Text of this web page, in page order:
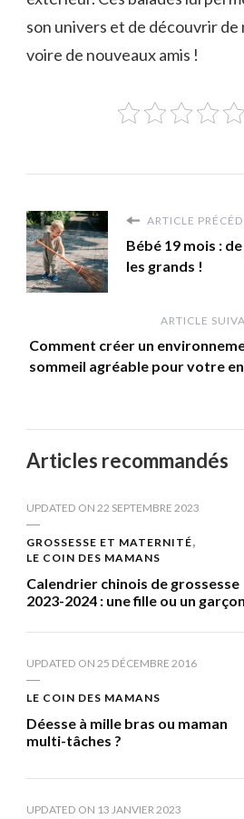
son univers et de découvrir de
voire de nouveaux amis !
ARTICLE
Bébé 19 mois :
les grands !
ARTICLE
Comment créer un
sommeil agréable pour votre
Articles recommandés
UPDATED ON 22 SEPTEMBRE 2023
GROSSESSE ET MATERNITÉ
LE COIN DES MAMANS
Calendrier chinois de grossesse
2023-2024 : une fille ou un
UPDATED ON 25 DÉCEMBRE 2016
LE COIN DES MAMANS
Déesse à mille bras ou maman
multi-tâches ?
UPDATED ON 13 JANVIER 2023